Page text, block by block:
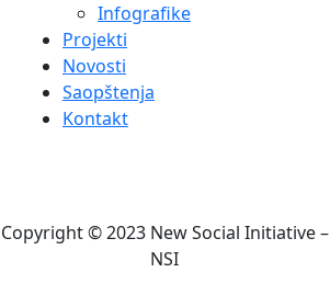
Infografike
Projekti
Novosti
Saopštenja
Kontakt
Copyright © 2023 New Social Initiative –
NSI